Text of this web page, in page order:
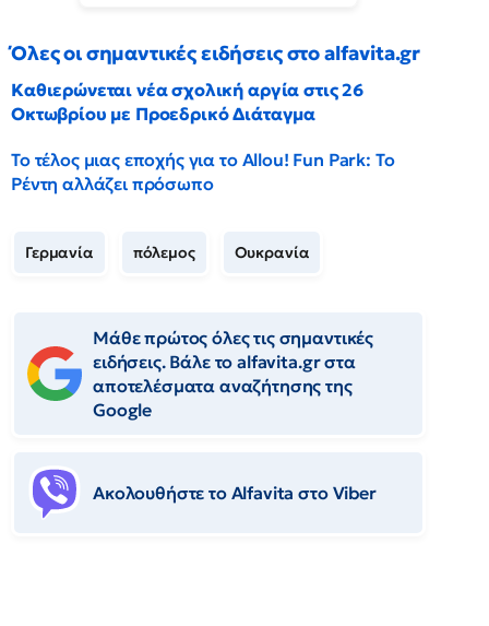
Όλες οι σημαντικές ειδήσεις στο alfavita.gr
Καθιερώνεται νέα σχολική αργία στις 26
Οκτωβρίου με Προεδρικό Διάταγμα
Το τέλος μιας εποχής για το Allou! Fun Park: Το
Ρέντη αλλάζει πρόσωπο
Γερμανία πόλεμος Ουκρανία
Μάθε πρώτος όλες τις σημαντικές
ειδήσεις. Βάλε το alfavita.gr στα
αποτελέσματα αναζήτησης της
Google
Ακολουθήστε το Αlfavita στο Viber